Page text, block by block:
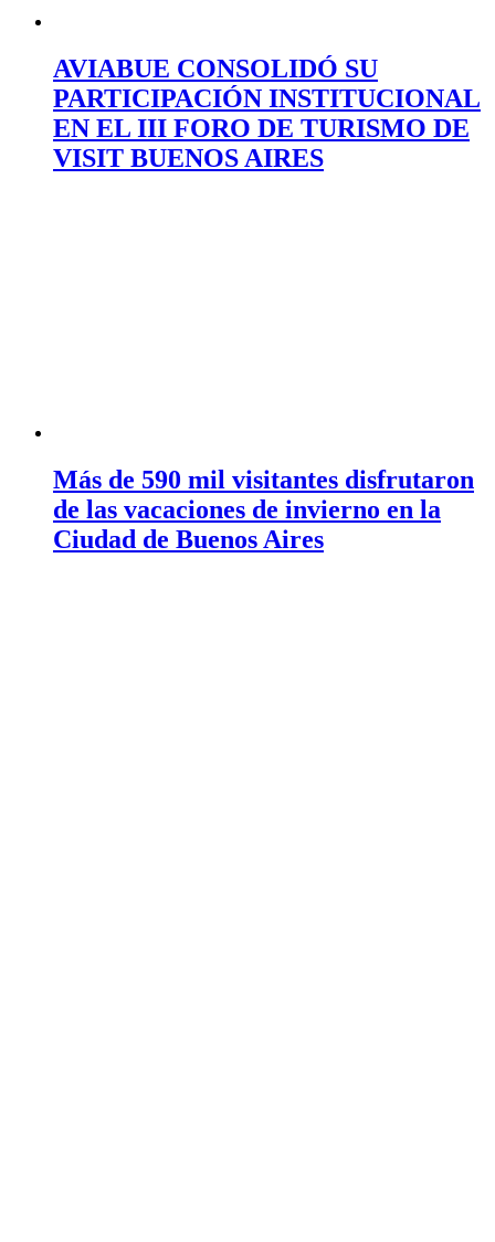
AVIABUE CONSOLIDÓ SU
PARTICIPACIÓN INSTITUCIONAL
EN EL III FORO DE TURISMO DE
VISIT BUENOS AIRES
Más de 590 mil visitantes disfrutaron
de las vacaciones de invierno en la
Ciudad de Buenos Aires